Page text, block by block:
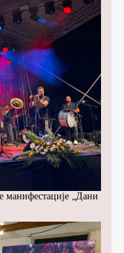
манифестације „Дани